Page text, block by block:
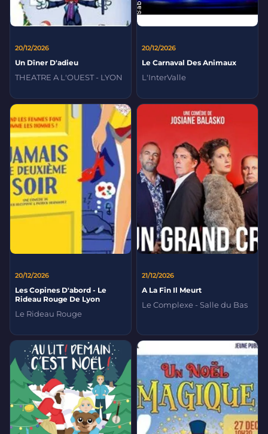
20/12/2026
Un Dîner D'adieu
THEATRE A L'OUEST - LYON
20/12/2026
Le Carnaval Des Animaux
L'InterValle
20/12/2026
Les Copines D'abord - Le
Rideau Rouge De Lyon
Le Rideau Rouge
21/12/2026
A La Fin Il Meurt
Le Complexe - Salle du Bas